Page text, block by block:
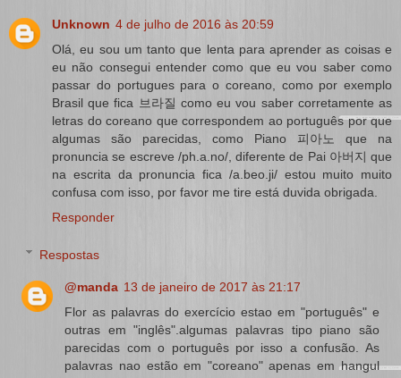
Unknown 4 de julho de 2016 às 20:59
Olá, eu sou um tanto que lenta para aprender as coisas e
eu não consegui entender como que eu vou saber como
passar do portugues para o coreano, como por exemplo
Brasil que fica 브라질 como eu vou saber corretamente as
letras do coreano que correspondem ao português por que
algumas são parecidas, como Piano 피아노 que na
pronuncia se escreve /ph.a.no/, diferente de Pai 아버지 que
na escrita da pronuncia fica /a.beo.ji/ estou muito muito
confusa com isso, por favor me tire está duvida obrigada.
Responder
Respostas
@manda 13 de janeiro de 2017 às 21:17
Flor as palavras do exercício estao em "português" e
outras em "inglês".algumas palavras tipo piano são
parecidas com o português por isso a confusão. As
palavras nao estão em "coreano" apenas em hangul